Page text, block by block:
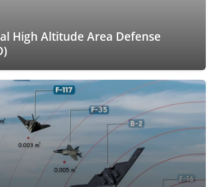
High Altitude Area Defense